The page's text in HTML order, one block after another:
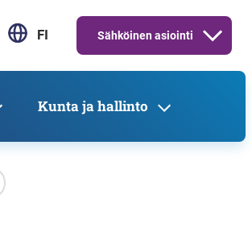
FI Sähköinen asiointi
Kunta ja hallinto